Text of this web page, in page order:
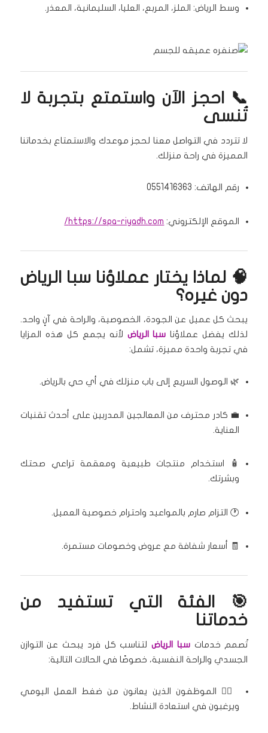
وسط الرياض: الملز، المربع، العليا، السليمانية، المعذر.
📞 احجز الآن واستمتع بتجربة لا
تُنسى
لا تتردد في التواصل معنا لحجز موعدك والاستمتاع بخدماتنا
المميزة في راحة منزلك.
رقم الهاتف: 0551416363
الموقع الإلكتروني: https://spa-riyadh.com/
🧠 لماذا يختار عملاؤنا سبا الرياض
دون غيره؟
يبحث كل عميل عن الجودة، الخصوصية، والراحة في آنٍ واحد.
لذلك يفضل عملاؤنا سبا الرياض لأنه يجمع كل هذه المزايا
في تجربة واحدة مميزة، تشمل:
🌿 الوصول السريع إلى باب منزلك في أي حي بالرياض.
💼 كادر محترف من المعالجين المدربين على أحدث تقنيات
العناية.
🧴 استخدام منتجات طبيعية ومعقمة تراعي صحتك
وبشرتك.
🕐 التزام صارم بالمواعيد واحترام خصوصية العميل.
🧾 أسعار شفافة مع عروض وخصومات مستمرة.
🎯 الفئة التي تستفيد من
خدماتنا
تُصمم خدماتسبا الرياضلتناسب كل فرد يبحث عن التوازن
الجسدي والراحة النفسية، خصوصًا في الحالات التالية:
🧘‍♂️ الموظفون الذين يعانون من ضغط العمل اليومي
ويرغبون في استعادة النشاط.